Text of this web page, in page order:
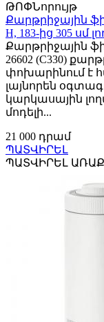
ԹՈՓՆորույթ
Քարթրիջային
H, 183-ից 305
Քարթրիջային
26602 (C330)
փոխարինում է
լայնորեն
կարկասային
մոդելի...
21 000 դրամ
ՊԱՏՎԻՐԵԼ
ՊԱՏՎԻՐԵԼ